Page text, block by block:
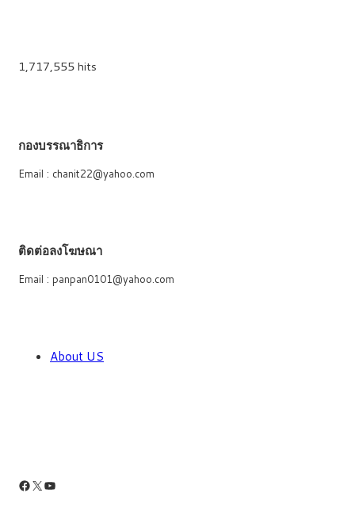
1,717,555 hits
กองบรรณาธิการ
Email : chanit22@yahoo.com
ติดต่อลงโฆษณา
Email : panpan0101@yahoo.com
About US
Facebook
X YouTube